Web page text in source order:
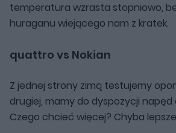
temperatura wzrasta stopniowo,
huraganu wiejącego nam z kratek.
quattro vs Nokian
Z jednej strony zimą testujemy
drugiej, mamy do dyspozycji
Czego chcieć więcej? Chyba